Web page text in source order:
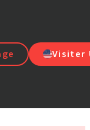
Visiter
marques